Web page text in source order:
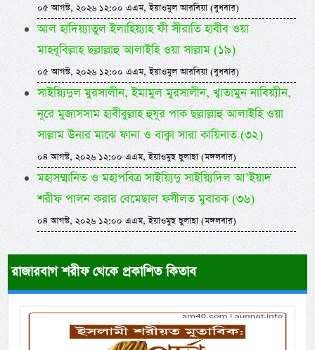
০৫ আগস্ট, ২০২৬ ১২:০০ এএম, ইয়াওমুল আরবিয়া (বুধবার)
আল হাদিয়্যাতুল ইলাহিয়্যাহ ফী সীরাতি হাবীব ওয়া
মাহবূবিল্লাহ ছল্লাল্লাহু আলাইহি ওয়া সাল্লাম (১৯)
০৫ আগস্ট, ২০২৬ ১২:০০ এএম, ইয়াওমুল আরবিয়া (বুধবার)
সাইয়্যিদুল মুরসালীন, ইমামুল মুরসালীন, খ্বাতামুন নাবিয়্যীন,
নূরে মুজাসসাম হাবীবুল্লাহ হুযূর পাক ছল্লাল্লাহু আলাইহি ওয়া
সাল্লাম উনার মাঝে ফানা ও বাক্বা সারা কায়িনাত (৩২)
০৪ আগস্ট, ২০২৬ ১২:০০ এএম, ইয়াওমুছ ছুলাছা (মঙ্গলবার)
মহাসম্মানিত ও মহাপবিত্র সাইয়্যিদু সাইয়্যিদিল আ’ইয়াদ
শরীফ পালন করার বেমেছাল ফযীলত মুবারক (৩৬)
০৪ আগস্ট, ২০২৬ ১২:০০ এএম, ইয়াওমুছ ছুলাছা (মঙ্গলবার)
রাজারবাগ শরীফ থেকে প্রকাশিত কিতাব